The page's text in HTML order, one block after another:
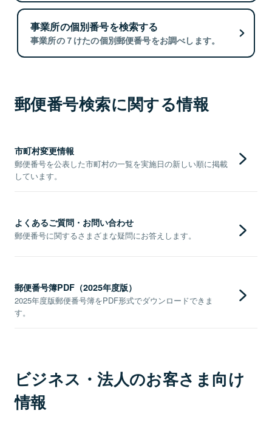
事業所の個別番号を検索する
事業所の７けたの個別郵便番号をお調べします。
郵便番号検索に関する情報
市町村変更情報
郵便番号を公表した市町村の一覧を実施日の新しい順に掲載
しています。
よくあるご質問・お問い合わせ
郵便番号に関するさまざまな疑問にお答えします。
郵便番号簿PDF（2025年度版）
2025年度版郵便番号簿をPDF形式でダウンロードできま
す。
ビジネス・法人のお客さま向け
情報